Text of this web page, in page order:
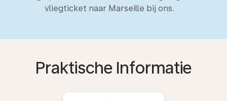
vliegticket naar Marseille bij ons.
Praktische Informatie